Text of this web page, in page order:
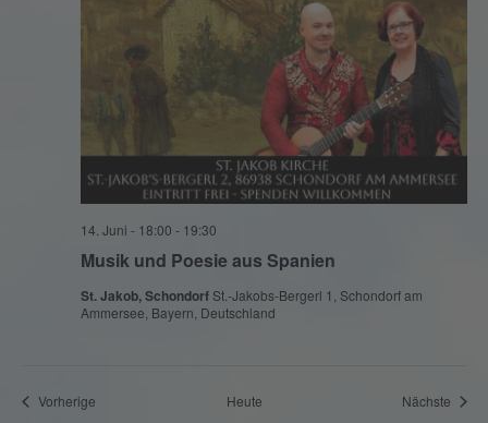
Musik und Poesie aus Spanien
14. Juni - 18:00 - 19:30
St. Jakob, Schondorf St.-Jakobs-Bergerl 1, Schondorf am
Ammersee, Bayern, Deutschland
VorherigeVeranstaltungen Heute Nächste